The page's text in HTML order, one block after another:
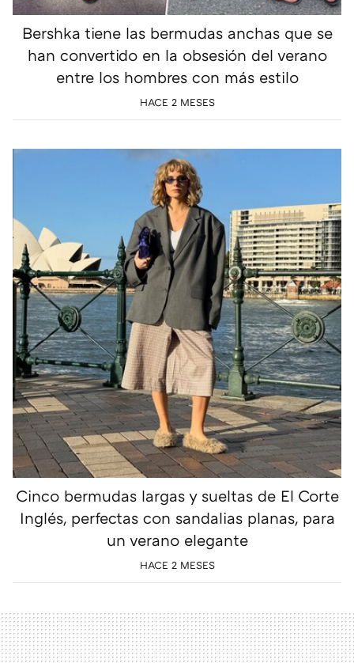
Bershka tiene las bermudas anchas que se
han convertido en la obsesión del verano
entre los hombres con más estilo
HACE 2 MESES
Cinco bermudas largas y sueltas de El Corte
Inglés, perfectas con sandalias planas, para
un verano elegante
HACE 2 MESES